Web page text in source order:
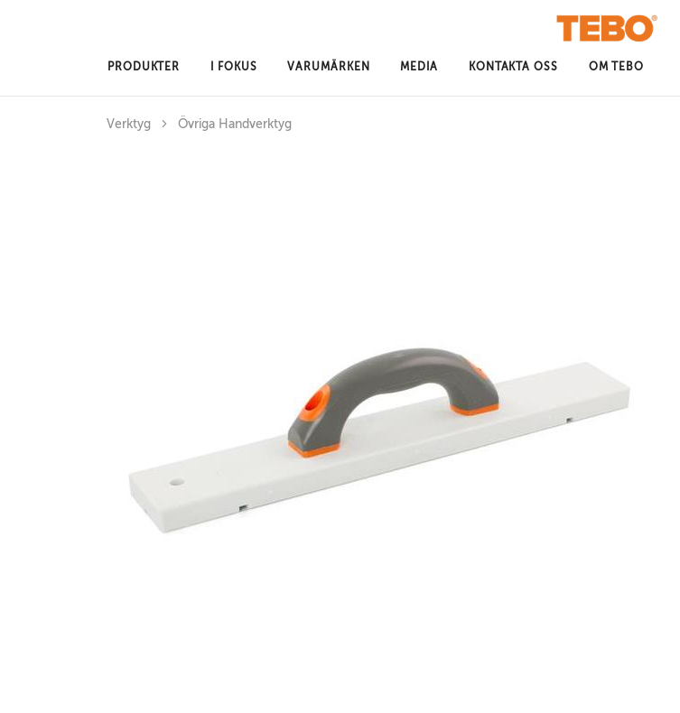
PRODUKTER I FOKUS VARUMÄRKEN MEDIA KONTAKTA OSS OM TEBO
Verktyg Övriga Handverktyg